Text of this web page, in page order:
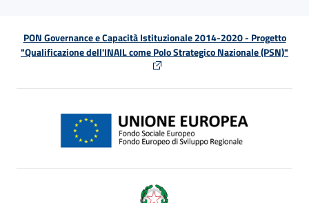
PON Governance e Capacità Istituzionale 2014-2020 - Progetto
"Qualificazione dell'INAIL come Polo Strategico Nazionale (PSN)"